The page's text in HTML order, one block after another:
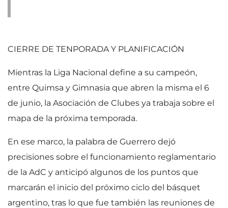
CIERRE DE TENPORADA Y PLANIFICACIÓN
Mientras la Liga Nacional define a su campeón,
entre Quimsa y Gimnasia que abren la misma el 6
de junio, la Asociación de Clubes ya trabaja sobre el
mapa de la próxima temporada.
En ese marco, la palabra de Guerrero dejó
precisiones sobre el funcionamiento reglamentario
de la AdC y anticipó algunos de los puntos que
marcarán el inicio del próximo ciclo del básquet
argentino, tras lo que fue también las reuniones de